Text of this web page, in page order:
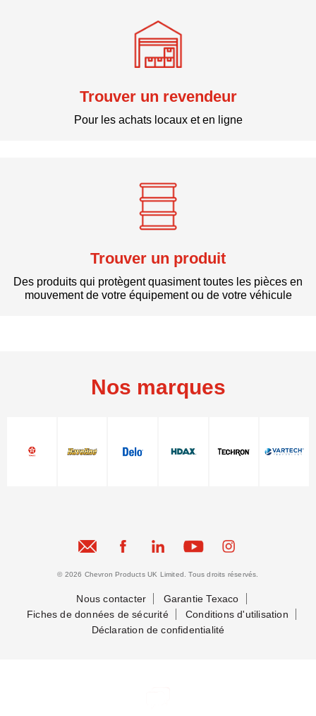
Trouver un revendeur
Pour les achats locaux et en ligne
Trouver un produit
Des produits qui protègent quasiment toutes les pièces en
mouvement de votre équipement ou de votre véhicule
Nos marques
© 2026 Chevron Products UK Limited. Tous droits réservés.
Nous contacter
Garantie Texaco
Fiches de données de sécurité
Conditions d'utilisation
Déclaration de confidentialité